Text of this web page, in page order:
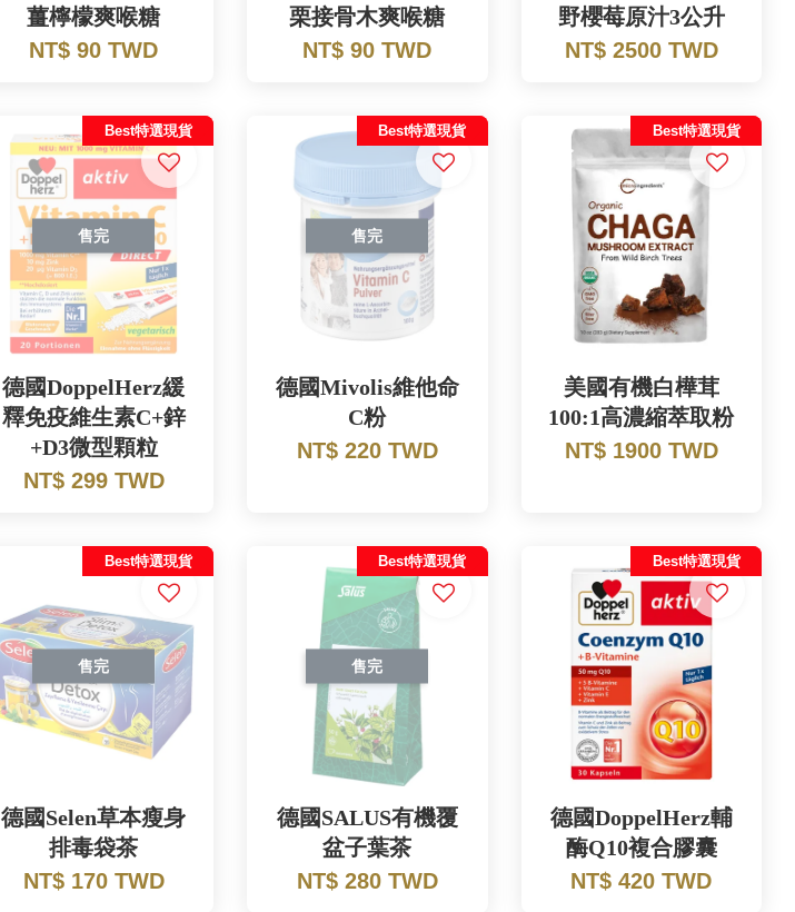
薑檸檬爽喉糖
NT$ 90 TWD
栗接骨木爽喉糖
NT$ 90 TWD
野櫻莓原汁3公升
NT$ 2500 TWD
售完
Best特選現貨
德國DoppelHerz緩
釋免疫維生素C+鋅
+D3微型顆粒
NT$ 299 TWD
售完
Best特選現貨
德國Mivolis維他命
C粉
NT$ 220 TWD
Best特選現貨
美國有機白樺茸
100:1高濃縮萃取粉
NT$ 1900 TWD
售完
Best特選現貨
德國Selen草本瘦身
排毒袋茶
NT$ 170 TWD
售完
Best特選現貨
德國SALUS有機覆
盆子葉茶
NT$ 280 TWD
Best特選現貨
德國DoppelHerz輔
酶Q10複合膠囊
NT$ 420 TWD